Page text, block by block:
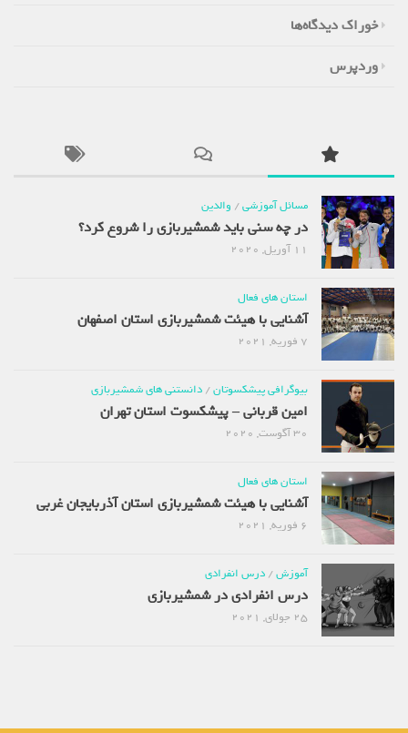
خوراک دیدگاه‌ها
وردپرس
مسائل آموزشی/والدین
در چه سنی باید شمشیربازی را شروع کرد؟
استان های فعال
آشنایی با هیئت شمشیربازی استان اصفهان
بیوگرافی پیشکسوتان/دانستنی های شمشیربازی
امین قربانی – پیشکسوت استان تهران
استان های فعال
آشنایی با هیئت شمشیربازی استان آذربایجان غربی
آموزش/درس انفرادی
درس انفرادی در شمشیربازی